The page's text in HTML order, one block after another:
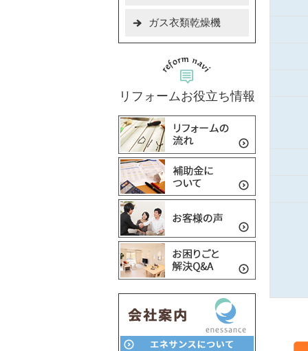
ガス衣類乾燥機
リフォームお役立ち情報